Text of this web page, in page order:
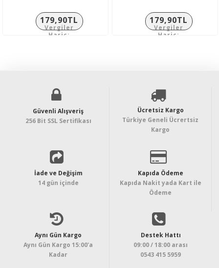
179,90TL
Vergiler
Hariç:
179,90TL
Vergiler
Hariç:
Güvenli Alışveriş
256 Bit SSL Sertifikası
Ücretsiz Kargo
Türkiye Geneli Ücrertsiz
Kargo
İade ve Değişim
14 gün içinde
Kapıda Ödeme
Kapıda Nakit yada Kart ile
Ödeme
Aynı Gün Kargo
Aynı Gün Kargo 15:00'a
Kadar
Destek Hattı
09:00 / 18:00 arası
0543 415 5959